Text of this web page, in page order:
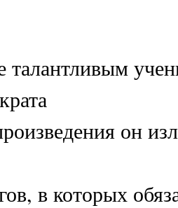
талантливым
он
в которых